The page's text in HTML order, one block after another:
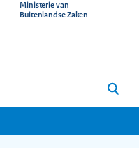
Ministerie van
Buitenlandse Zaken
Zoeken